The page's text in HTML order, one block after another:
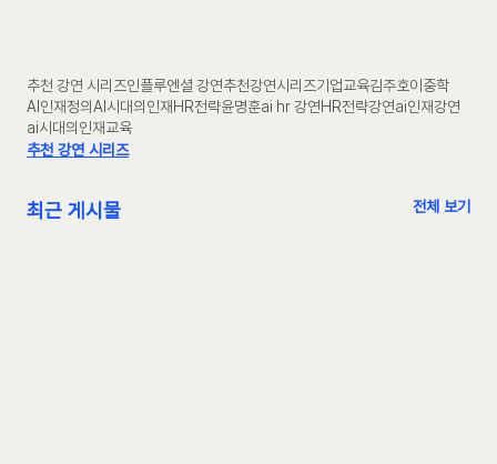
추천 강연 시리즈인플루엔셜 강연추천강연시리즈기업교육김주호이중학
AI인재정의AI시대의인재 HR전략윤명훈ai hr 강연HR전략강연ai인재강연
ai시대의인재교육
추천 강연 시리즈
최근 게시물 전체 보기